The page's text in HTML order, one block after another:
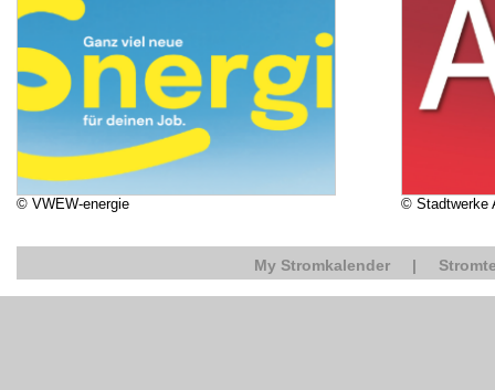
© VWEW-energie © Stadtwerke
My Stromkalender |